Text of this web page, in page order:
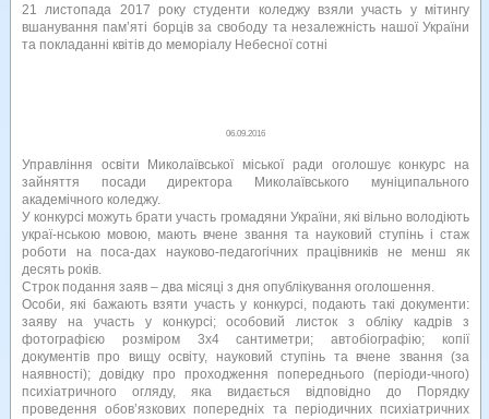
21 листопада 2017 року студенти коледжу взяли участь у мітингу
вшанування пам’яті борців за свободу та незалежність нашої України
та покладанні квітів до меморіалу Небесної сотні
06.09.2016
Управління освіти Миколаївської міської ради оголошує конкурс на
зайняття посади директора Миколаївського муніципального
академічного коледжу.
У конкурсі можуть брати участь громадяни України, які вільно володіють
украї-нською мовою, мають вчене звання та науковий ступінь і стаж
роботи на поса-дах науково-педагогічних працівників не менш як
десять років.
Строк подання заяв – два місяці з дня опублікування оголошення.
Особи, які бажають взяти участь у конкурсі, подають такі документи:
заяву на участь у конкурсі; особовий листок з обліку кадрів з
фотографією розміром 3x4 сантиметри; автобіографію; копії
документів про вищу освіту, науковий ступінь та вчене звання (за
наявності); довідку про проходження попереднього (періоди-чного)
психіатричного огляду, яка видається відповідно до Порядку
проведення обов’язкових попередніх та періодичних психіатричних